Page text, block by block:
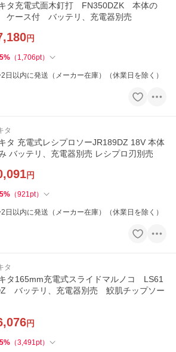
タ充電式面木釘打 FN350DZK 本体の
ース付 バッテリ、充電器別売
円
5% （ 1,706pt）
日以内に発送（メーカー在庫）（休業日を除く）
タ
タ 充電式レシプロソーJR189DZ 18V 本体
バッテリ、充電器別売 レシプロ刃別売
円
5% （921pt）
日以内に発送（メーカー在庫）（休業日を除く）
タ
タ165mm充電式スライドマルノコ LS61
バッテリ、充電器別売 鮫肌チップソー
円
5% （3,491pt）